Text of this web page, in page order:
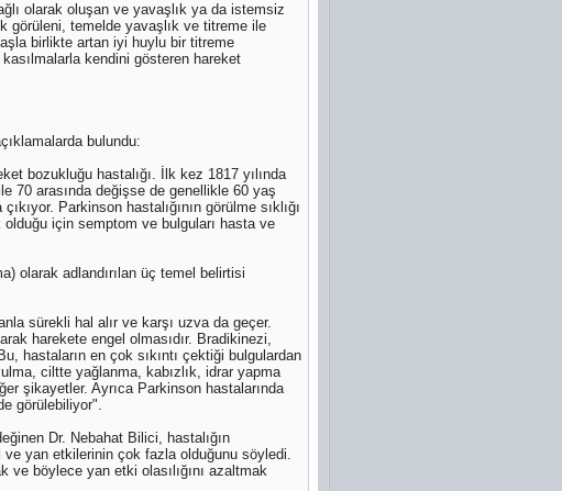
olarak oluşan ve yavaşlık ya da istemsiz
görüleni, temelde yavaşlık ve titreme ile
birlikte artan iyi huylu bir titreme
kendini gösteren hareket
bulundu:
bozukluğu hastalığı. İlk kez 1817 yılında
70 arasında değişse de genellikle 60 yaş
Parkinson hastalığının görülme sıklığı
için semptom ve bulguları hasta ve
olarak adlandırılan üç temel belirtisi
sürekli hal alır ve karşı uzva da geçer.
harekete engel olmasıdır. Bradikinezi,
hastaların en çok sıkıntı çektiği bulgulardan
ciltte yağlanma, kabızlık, idrar yapma
şikayetler. Ayrıca Parkinson hastalarında
görülebiliyor".
Dr. Nebahat Bilici, hastalığın
yan etkilerinin çok fazla olduğunu söyledi.
böylece yan etki olasılığını azaltmak